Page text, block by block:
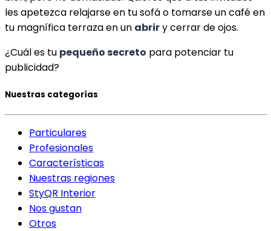
les apetezca relajarse en tu sofá o tomarse un café en
tu magnífica terraza en un abriry cerrar de ojos.
¿Cuál es tu pequeño secreto para potenciar tu
publicidad?
Nuestras categorías
Particulares
Profesionales
Características
Nuestras regiones
StyQR Interior
Nos gustan
Otros